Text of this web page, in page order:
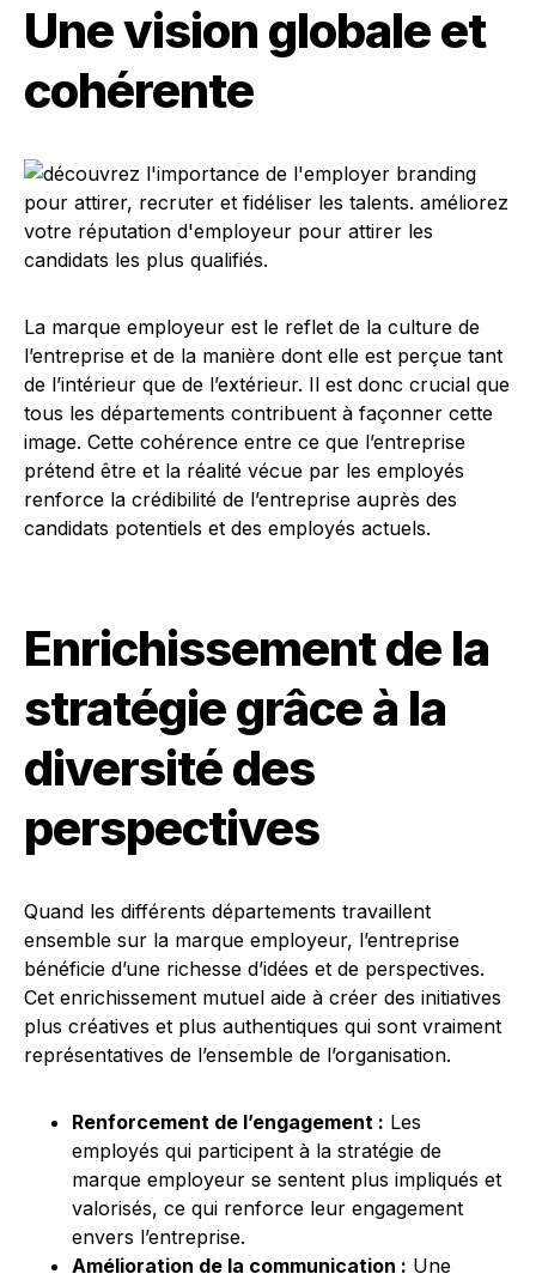
Une vision globale et
cohérente
La marque employeur est le reflet de la culture de
l’entreprise et de la manière dont elle est perçue tant
de l’intérieur que de l’extérieur. Il est donc crucial que
tous les départements contribuent à façonner cette
image. Cette cohérence entre ce que l’entreprise
prétend être et la réalité vécue par les employés
renforce la crédibilité de l’entreprise auprès des
candidats potentiels et des employés actuels.
Enrichissement de la
stratégie grâce à la
diversité des
perspectives
Quand les différents départements travaillent
ensemble sur la marque employeur, l’entreprise
bénéficie d’une richesse d’idées et de perspectives.
Cet enrichissement mutuel aide à créer des initiatives
plus créatives et plus authentiques qui sont vraiment
représentatives de l’ensemble de l’organisation.
Renforcement de l’engagement : Les
employés qui participent à la stratégie de
marque employeur se sentent plus impliqués et
valorisés, ce qui renforce leur engagement
envers l’entreprise.
Amélioration de la communication : Une